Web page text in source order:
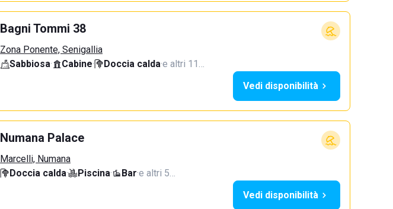
Bagni Tommi 38
Zona Ponente, Senigallia
Sabbiosa· Cabine· Doccia calda·e altri 11…
Vedi disponibilità
Numana Palace
Marcelli, Numana
Doccia calda· Piscina· Bar·e altri 5…
Vedi disponibilità